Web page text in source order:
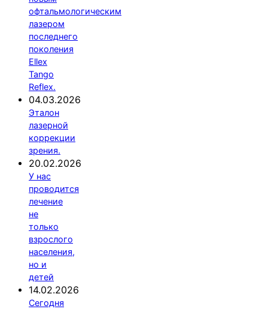
офтальмологическим
лазером
последнего
поколения
Ellex
Tango
Reflex.
04.03.2026
Эталон
лазерной
коррекции
зрения.
20.02.2026
У нас
проводится
лечение
не
только
взрослого
населения,
но и
детей
14.02.2026
Сегодня